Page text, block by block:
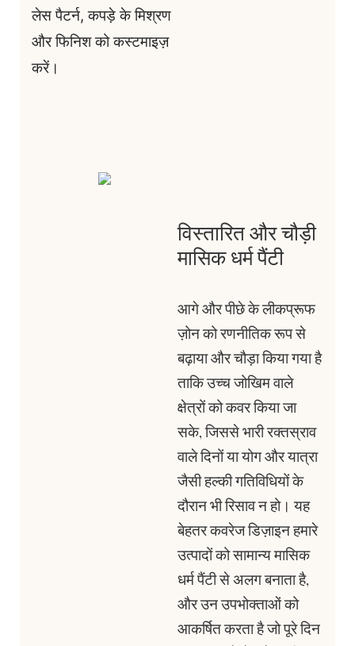
लेस पैटर्न, कपड़े के मिश्रण
और फिनिश को कस्टमाइज़
करें।
विस्तारित और चौड़ी
मासिक धर्म पैंटी
आगे और पीछे के लीकप्रूफ
ज़ोन को रणनीतिक रूप से
बढ़ाया और चौड़ा किया गया है
ताकि उच्च जोखिम वाले
क्षेत्रों को कवर किया जा
सके, जिससे भारी रक्तस्राव
वाले दिनों या योग और यात्रा
जैसी हल्की गतिविधियों के
दौरान भी रिसाव न हो। यह
बेहतर कवरेज डिज़ाइन हमारे
उत्पादों को सामान्य मासिक
धर्म पैंटी से अलग बनाता है,
और उन उपभोक्ताओं को
आकर्षित करता है जो पूरे दिन